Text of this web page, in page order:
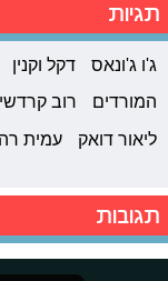
תגיות
ג'ו ג'ונאס דקל וקנין
המורדים
רוב
ליאור דואק
עמית
תגובות